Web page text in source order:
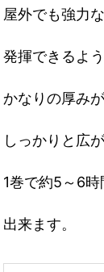
屋外でも強力
発揮できるよ
かなりの厚み
しっかりと広
1巻で約5～6
出来ます。